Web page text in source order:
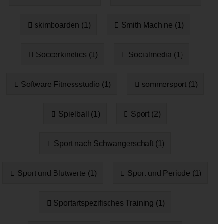
skimboarden (1) Smith Machine (1)
Soccerkinetics (1) Socialmedia (1)
Software Fitnessstudio (1) sommersport (1)
Spielball (1) Sport (2)
Sport nach Schwangerschaft (1)
Sport und Blutwerte (1) Sport und Periode (1)
Sportartspezifisches Training (1)